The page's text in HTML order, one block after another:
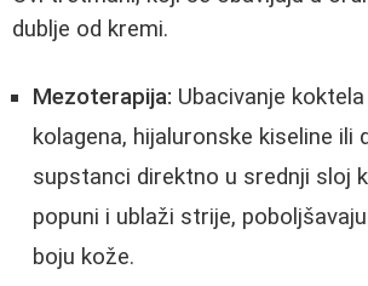
dublje od kremi.
Mezoterapija: Ubacivanje
kolagena, hijaluronske kiseline ili
supstanci direktno u srednji sloj
popuni i ublaži strije,
boju kože.